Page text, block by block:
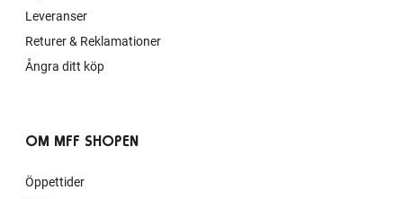
Leveranser
Returer & Reklamationer
Ångra ditt köp
OM MFF SHOPEN
Öppettider